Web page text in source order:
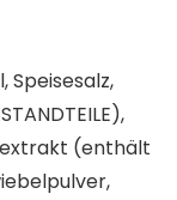
Speisesalz,
(enthält